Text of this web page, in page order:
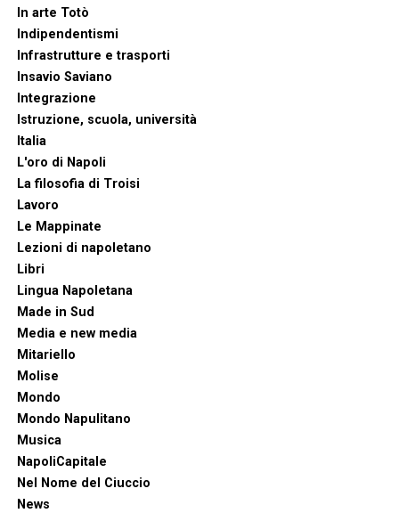
In arte Totò
Indipendentismi
Infrastrutture e trasporti
Insavio Saviano
Integrazione
Istruzione, scuola, università
Italia
L'oro di Napoli
La filosofia di Troisi
Lavoro
Le Mappinate
Lezioni di napoletano
Libri
Lingua Napoletana
Made in Sud
Media e new media
Mitariello
Molise
Mondo
Mondo Napulitano
Musica
NapoliCapitale
Nel Nome del Ciuccio
News